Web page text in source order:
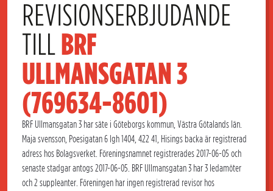
REVISIONSERBJUDANDE
TILL BRF
ULLMANSGATAN 3
(769634-8601)
BRF Ullmansgatan 3 har säte i Göteborgs kommun, Västra Götalands län.
Maja svensson, Poesigatan 6 lgh 1404, 422 41, Hisings backa är registrerad
adress hos Bolagsverket. Föreningsnamnet registrerades 2017-06-05 och
senaste stadgar antogs 2017-06-05. BRF Ullmansgatan 3 har 3 ledamöter
och 2 suppleanter. Föreningen har ingen registrerad revisor hos